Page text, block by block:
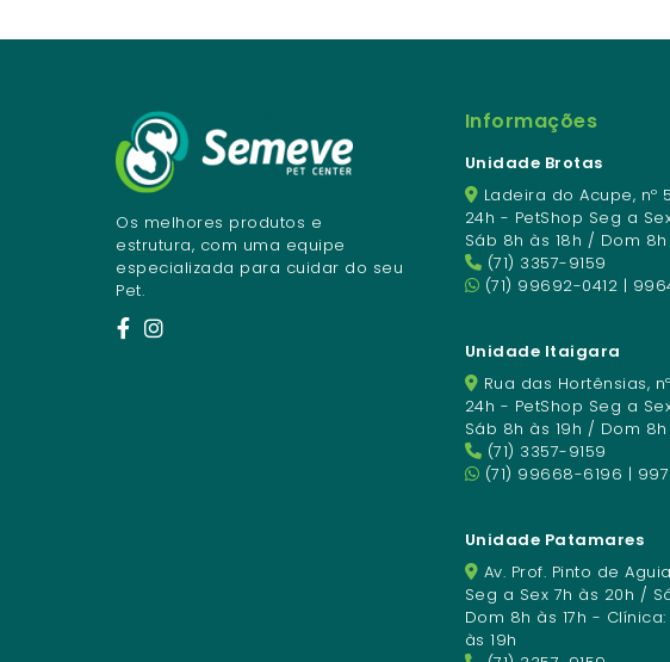
Os melhores produtos e
estrutura, com uma equipe
especializada para cuidar do seu
Pet.
Informações
Unidade Brotas
Ladeira do Acupe, nº
24h - PetShop Seg a
Sáb 8h às 18h / Dom 8h
(71) 3357-9159
(71) 99692-0412 |
Unidade Itaigara
Rua das Hortênsias,
24h - PetShop Seg a
Sáb 8h às 19h / Dom 8h
(71) 3357-9159
(71) 99668-6196 |
Unidade Patamares
Av. Prof. Pinto de
Seg a Sex 7h às 20h /
Dom 8h às 17h -
às 19h